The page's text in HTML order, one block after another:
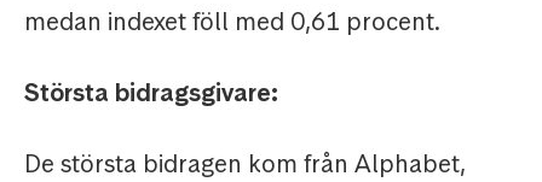
medan indexet föll med 0,61 procent.
Största bidragsgivare:
De största bidragen kom från Alphabet,